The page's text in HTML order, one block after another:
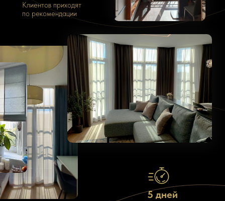
Клиентов приходят
по рекомендации
5 дней
Шторы на заказ в
деталях